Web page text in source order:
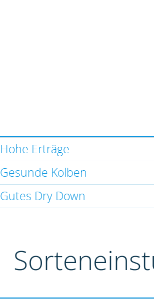
Hohe Erträge
Gesunde Kolben
Gutes Dry Down